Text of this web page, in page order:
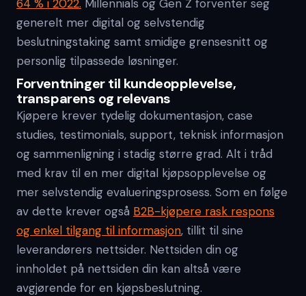
64 % i 2022. Millennials og Gen Z forventer seg
generelt mer digital og selvstendig
beslutningstaking samt smidige grensesnitt og
personlig tilpassede løsninger.
Forventninger til kundeopplevelse,
transparens og relevans
Kjøpere krever tydelig dokumentasjon, case
studies, testimonials, support, teknisk informasjon
og sammenligning i stadig større grad. Alt i tråd
med krav til en mer digital kjøpsopplevelse og
mer selvstendig evalueringsprosess. Som en følge
av dette krever også B2B-kjøpere rask respons
og enkel tilgang til informasjon, tillit til sine
leverandørers nettsider. Nettsiden din og
innholdet på nettsiden din kan altså være
avgjørende for en kjøpsbeslutning.